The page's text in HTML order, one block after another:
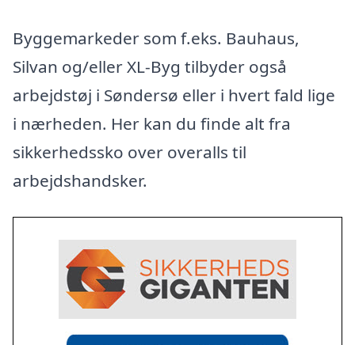
Byggemarkeder som f.eks. Bauhaus,
Silvan og/eller XL-Byg tilbyder også
arbejdstøj i Søndersø eller i hvert fald lige
i nærheden. Her kan du finde alt fra
sikkerhedssko over overalls til
arbejdshandsker.